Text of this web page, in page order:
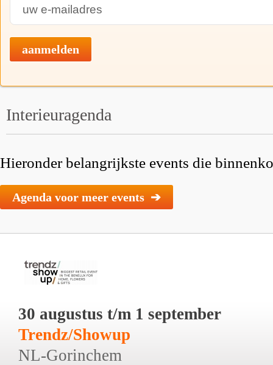
aanmelden
Interieuragenda
Hieronder belangrijkste events die
Agenda voor meer events ➔
30 augustus t/m 1 september
Trendz/Showup
NL-Gorinchem